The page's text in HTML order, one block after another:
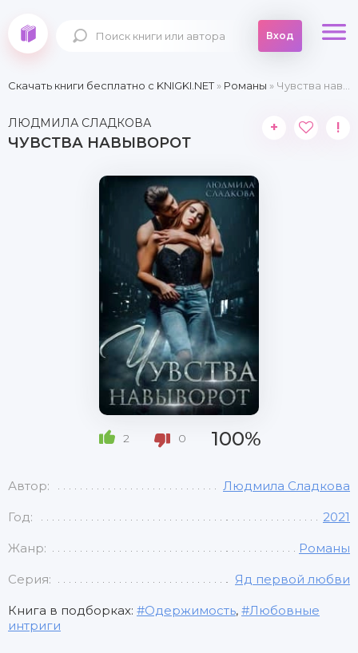
Вход
Скачать книги бесплатно c KNIGKI.NET» Романы » Чувства навыворот
ЛЮДМИЛА СЛАДКОВА
ЧУВСТВА НАВЫВОРОТ
+ !
2 0 100%
Автор: Людмила Сладкова
Год: 2021
Жанр: Романы
Серия: Яд первой любви
Книга в подборках: Одержимость,
Любовные
интриги